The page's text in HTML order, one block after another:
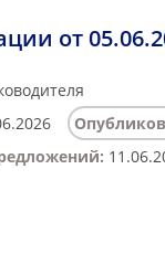
от